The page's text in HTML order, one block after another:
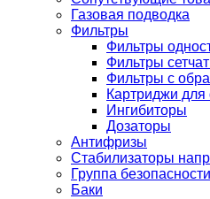
Газовая подводка
Фильтры
Фильтры
Фильтры
Фильтры с
Картриджи для
Ингибиторы
Дозаторы
Антифризы
Стабилизаторы
Группа безопасности
Баки